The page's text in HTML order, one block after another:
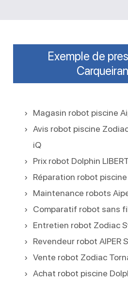
Exemple de
Magasin robot piscine
Avis robot piscine
iQ
Prix robot Dolphin
Réparation robot
Maintenance robots
Comparatif robot sans
Entretien robot Zodiac
Revendeur robot AIPER
Vente robot Zodiac
Achat robot piscine